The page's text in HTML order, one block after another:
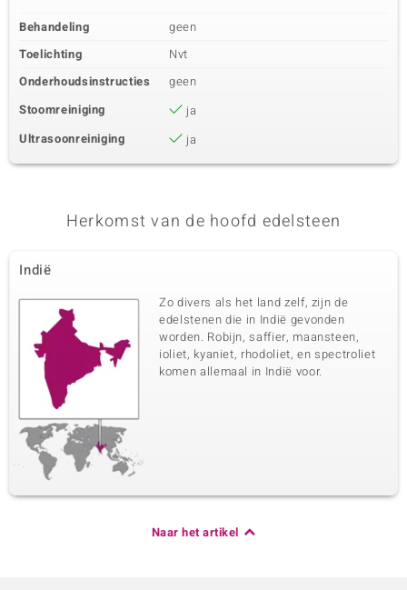
Behandeling
geen
Toelichting
Nvt
Onderhoudsinstructies
geen
Stoomreiniging
ja
Ultrasoonreiniging
ja
Herkomst van de hoofd edelsteen
Indië
Zo divers als het land zelf, zijn de
edelstenen die in Indië gevonden
worden. Robijn, saffier, maansteen,
ioliet, kyaniet, rhodoliet, en spectroliet
komen allemaal in Indië voor.
Naar het artikel